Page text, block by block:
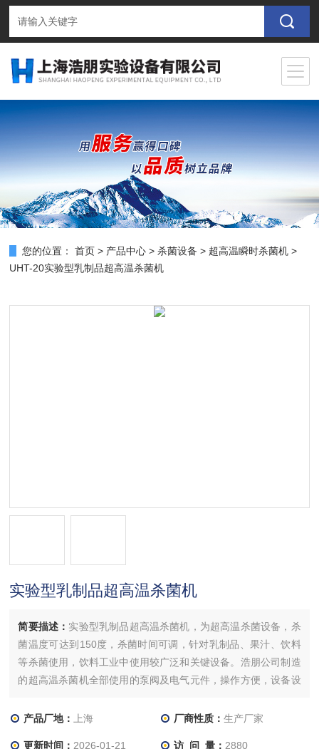
您的位置： 首页 > 产品中心 >杀菌设备 > 超高温瞬时杀菌机 >
UHT-20实验型乳制品超高温杀菌机
实验型乳制品超高温杀菌机
简要描述： 实验型乳制品超高温杀菌机，为超高温杀菌设备，杀
菌温度可达到150度，杀菌时间可调，针对乳制品、果汁、饮料
等杀菌使用，饮料工业中使用较广泛和关键设备。浩朋公司制造
的超高温杀菌机全部使用的泵阀及电气元件，操作方便，设备设
产品厂地：
上海 厂商性质： 生产厂家
更新时间： 2026-01-21 访 问 量： 2880